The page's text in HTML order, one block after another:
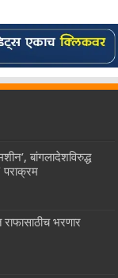
बांगलादेशविरुद्ध
पराक्रम
भरणार